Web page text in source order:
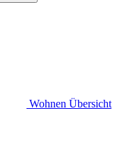
Wohnen Übersicht